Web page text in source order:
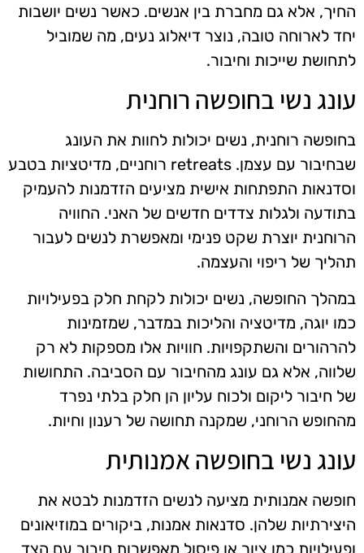
החיך, אלא גם מחברת בין אנשים. כאשר נשים יושבות
יחד לארוחה טובה, נוצר דיאלוג נעים, מה שמוביל
לתחושת שייכות וחיבור.
עונג נשי בחופשה רוחנית
בחופשה רוחנית, נשים יכולות לחוות את העונג
שבחיבור עם עצמן. retreats רוחניים, מדיטציות בטבע
וסדנאות התפתחות אישית מציעים הזדמנות להעמיק
בתודעה ולגלות צדדים חדשים של האני. החוויה
הרוחנית יוצרת שקט פנימי ומאפשרת לנשים לעבור
תהליך של ריפוי והעצמה.
במהלך החופשה, נשים יכולות לקחת חלק בפעילויות
כמו יוגה, מדיטציה והליכות במדבר, שמזמינות
להרהורים והשתקפויות. חוויות אלו מספקות לא רק
שלווה, אלא גם עונג מהחיבור עם הסביבה. התחושות
של חיבור ליקום ולכוח עליון הן חלק בלתי נפרד
מהחופש הרוחני, שמקנה תחושה של רענון וחיות.
עונג נשי בחופשה אמנותית
חופשה אמנותית מציעה לנשים הזדמנות לבטא את
היצירתיות שלהן. סדנאות אמנות, ביקורים במוזיאונים
ופעילויות כמו ציור או פיסול מאפשרות חיבור עם הצד